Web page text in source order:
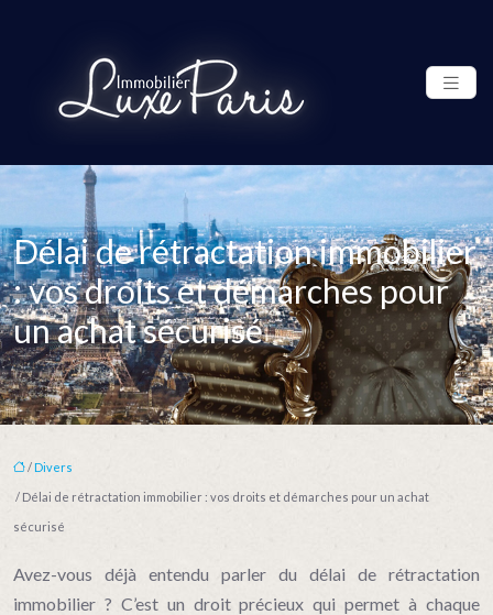
Délai de rétractation immobilier
: vos droits et démarches pour
un achat sécurisé
/Divers
/ Délai de rétractation immobilier : vos droits et démarches pour un achat
sécurisé
Avez-vous déjà entendu parler du délai de rétractation
immobilier ? C’est un droit précieux qui permet à chaque